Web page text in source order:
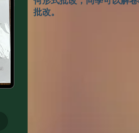
批改。